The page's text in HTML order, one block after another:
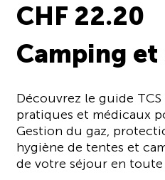
CHF 22.20
Camping et
Découvrez le guide
pratiques et médicaux
Gestion du gaz,
hygiène de tentes et
de votre séjour en